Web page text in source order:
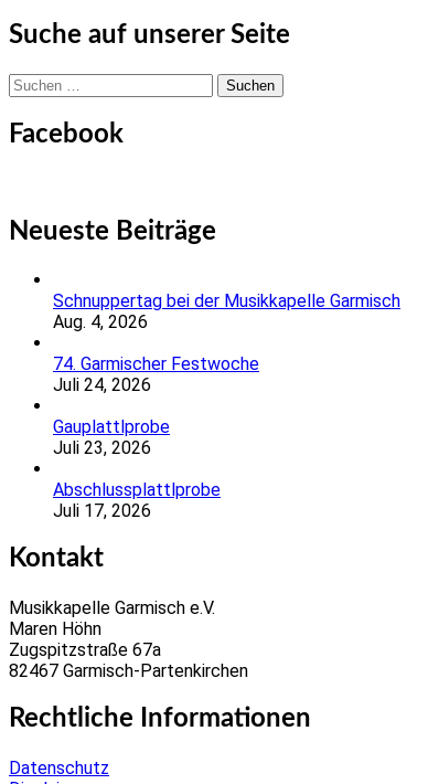
Suche auf unserer Seite
Suchen
nach:
Facebook
Neueste Beiträge
Schnuppertag bei der Musikkapelle Garmisch
Aug. 4, 2026
74. Garmischer Festwoche
Juli 24, 2026
Gauplattlprobe
Juli 23, 2026
Abschlussplattlprobe
Juli 17, 2026
Kontakt
Musikkapelle Garmisch e.V.
Maren Höhn
Zugspitzstraße 67a
82467 Garmisch-Partenkirchen
Rechtliche Informationen
Datenschutz